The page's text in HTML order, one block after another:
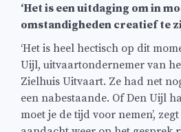
‘Het is een uitdaging om in
omstandigheden creatief te
‘Het is heel hectisch op dit
Uijl, uitvaartondernemer van
Zielhuis Uitvaart. Ze had net
een nabestaande. Of Den Uijl
moet je de tijd voor nemen’,